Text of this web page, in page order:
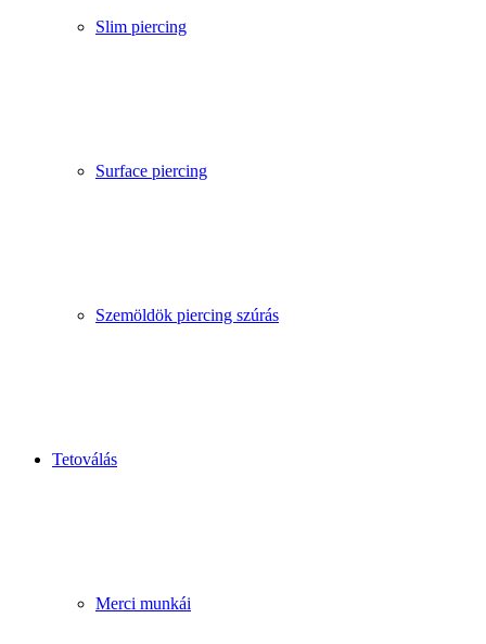
Slim piercing
Surface piercing
Szemöldök piercing szúrás
Tetoválás
Merci munkái